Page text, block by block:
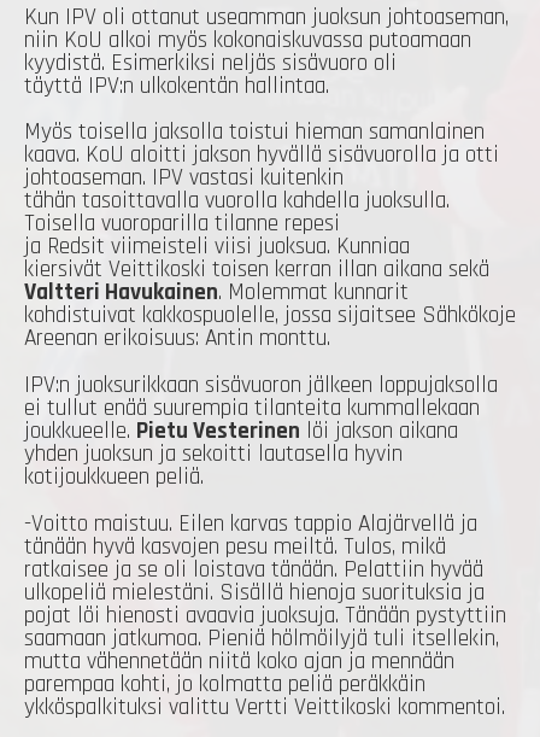
Kun IPV oli ottanut useamman juoksun johtoaseman,
niin KoU alkoi myös kokonaiskuvassa putoamaan
kyydistä. Esimerkiksi neljäs sisävuoro oli
täyttä IPV:n ulkokentän hallintaa.
Myös toisella jaksolla toistui hieman samanlainen
kaava. KoU aloitti jakson hyvällä sisävuorolla ja otti
johtoaseman. IPV vastasi kuitenkin
tähän tasoittavalla vuorolla kahdella juoksulla.
Toisella vuoroparilla tilanne repesi
ja Redsit viimeisteli viisi juoksua. Kunniaa
kiersivät Veittikoski toisen kerran illan aikana sekä
Valtteri Havukainen. Molemmat kunnarit
kohdistuivat kakkospuolelle, jossa sijaitsee Sähkökoje
Areenan erikoisuus: Antin monttu.
IPV:n juoksurikkaan sisävuoron jälkeen loppujaksolla
ei tullut enää suurempia tilanteita kummallekaan
joukkueelle. Pietu Vesterinen löi jakson aikana
yhden juoksun ja sekoitti lautasella hyvin
kotijoukkueen peliä.
-Voitto maistuu. Eilen karvas tappio Alajärvellä ja
tänään hyvä kasvojen pesu meiltä. Tulos, mikä
ratkaisee ja se oli loistava tänään. Pelattiin hyvää
ulkopeliä mielestäni. Sisällä hienoja suorituksia ja
pojat löi hienosti avaavia juoksuja. Tänään pystyttiin
saamaan jatkumoa. Pieniä hölmöilyjä tuli itsellekin,
mutta vähennetään niitä koko ajan ja mennään
parempaa kohti, jo kolmatta peliä peräkkäin
ykköspalkituksi valittu Vertti Veittikoski kommentoi.